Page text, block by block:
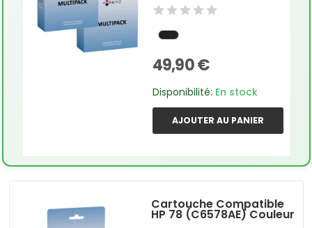
49,90 €
Disponibilité: En stock
AJOUTER AU PANIER
Cartouche Compatible
HP 78 (C6578AE) Couleur